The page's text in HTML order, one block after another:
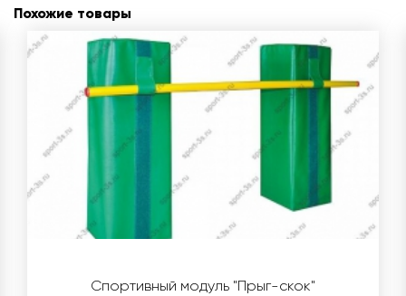
Похожие товары
Спортивный модуль "Прыг-скок"